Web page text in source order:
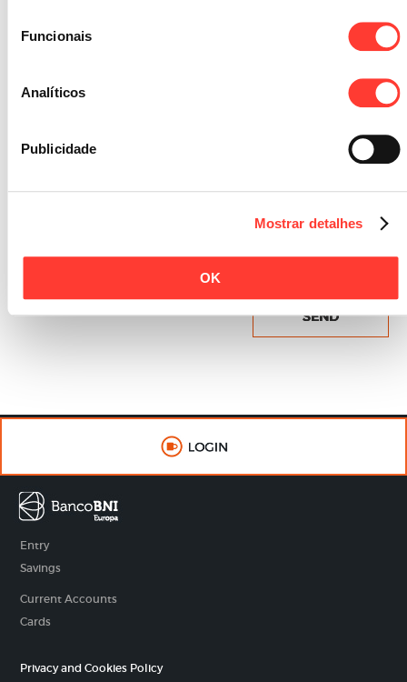
Funcionais
Analíticos
Publicidade
Mostrar detalhes
OK
Entry
Savings
Current Accounts
Cards
Privacy and Cookies Policy